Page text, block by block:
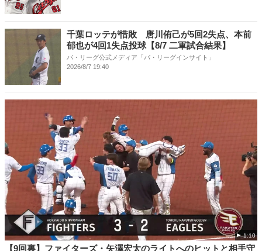
千葉ロッテが惜敗 唐川侑己が5回2失点、本前
郁也が4回1失点投球【8/7 二軍試合結果】
パ・リーグ公式メディア「パ・リーグインサイト」
2026/8/7 19:40
1:10
【9回裏】ファイターズ・矢澤宏太のライトへのヒットと相手守